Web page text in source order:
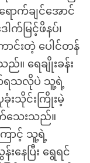
ာက်ချင်အောင်
မြင့်ဖိနပ်၊
ောင်းတဲ့ ပေါင်တန်
။ ရေချိုးခန်း
ရသလိုပဲ သူ့ရဲ့
းသိုင်းကြိုးမဲ့
သေးသည်။
ာင့် သူ့ရဲ့
နေပြီး ရွေရင်